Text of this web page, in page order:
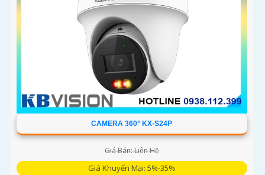
CAMERA 360° KX-S24P
Giá Bán: Liên Hệ
Giá Khuyến Mại: 5%-35%